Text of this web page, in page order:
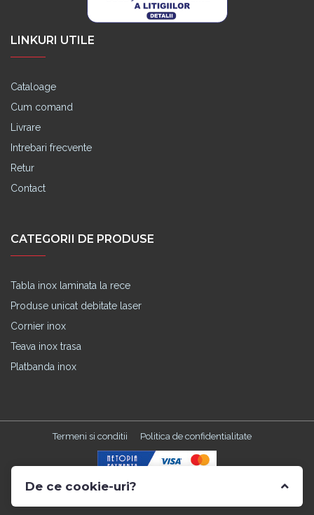
LINKURI UTILE
Cataloage
Cum comand
Livrare
Intrebari frecvente
Retur
Contact
CATEGORII DE PRODUSE
Tabla inox laminata la rece
Produse unicat debitate laser
Cornier inox
Teava inox trasa
Platbanda inox
Made with in TGM by Edris Digital Agency
. All Rights Reserved ©
Termeni si conditii Politica de confidentialitate
De ce cookie-uri?